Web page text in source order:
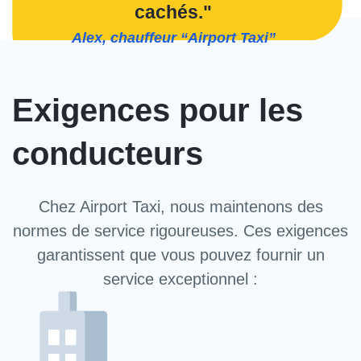
cachés."
Alex, chauffeur “Airport Taxi”
Exigences pour les
conducteurs
Chez Airport Taxi, nous maintenons des
normes de service rigoureuses. Ces exigences
garantissent que vous pouvez fournir un
service exceptionnel :